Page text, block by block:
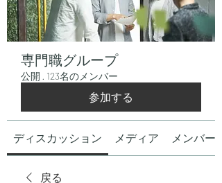
専門職グループ
公開 · 123名のメンバー
参加する
ディスカッション メディア メンバー
戻る